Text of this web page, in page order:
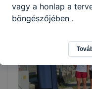
vagy a honlap a
böngészőjében .